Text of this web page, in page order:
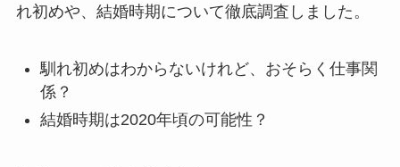
れ初めや、結婚時期について徹底調査しました。
馴れ初めはわからないけれど、おそらく仕事関
係？
結婚時期は2020年頃の可能性？